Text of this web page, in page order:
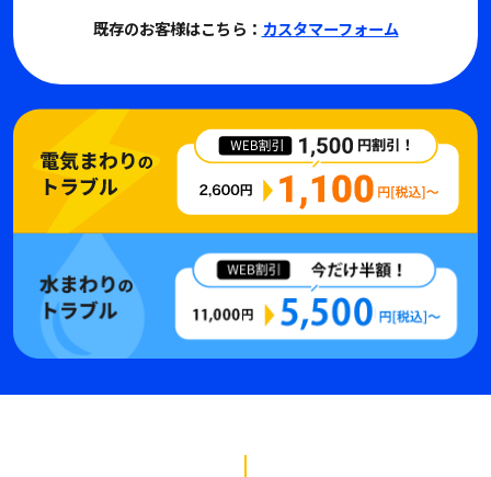
既存のお客様はこちら： カスタマーフォーム